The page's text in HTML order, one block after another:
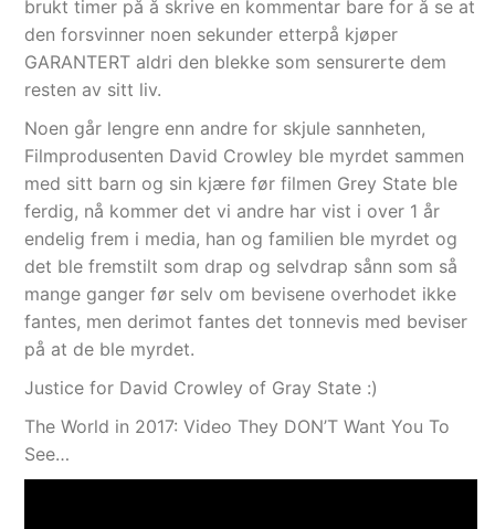
brukt timer på å skrive en kommentar bare for å se at
den forsvinner noen sekunder etterpå kjøper
GARANTERT aldri den blekke som sensurerte dem
resten av sitt liv.
Noen går lengre enn andre for skjule sannheten,
Filmprodusenten David Crowley ble myrdet sammen
med sitt barn og sin kjære før filmen Grey State ble
ferdig, nå kommer det vi andre har vist i over 1 år
endelig frem i media, han og familien ble myrdet og
det ble fremstilt som drap og selvdrap sånn som så
mange ganger før selv om bevisene overhodet ikke
fantes, men derimot fantes det tonnevis med beviser
på at de ble myrdet.
Justice for David Crowley of Gray State :)
The World in 2017: Video They DON’T Want You To
See…